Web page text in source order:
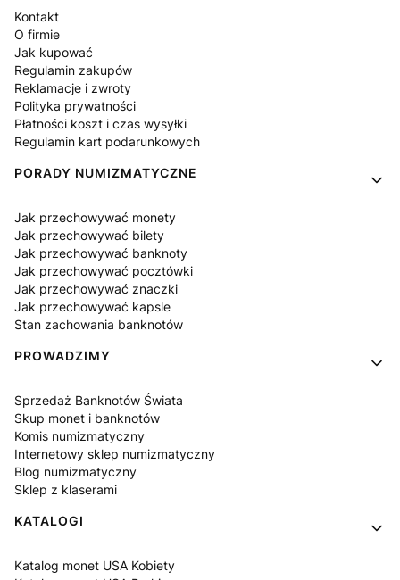
Kontakt
O firmie
Jak kupować
Regulamin zakupów
Reklamacje i zwroty
Polityka prywatności
Płatności koszt i czas wysyłki
Regulamin kart podarunkowych
PORADY NUMIZMATYCZNE
Jak przechowywać monety
Jak przechowywać bilety
Jak przechowywać banknoty
Jak przechowywać pocztówki
Jak przechowywać znaczki
Jak przechowywać kapsle
Stan zachowania banknotów
PROWADZIMY
Sprzedaż Banknotów Świata
Skup monet i banknotów
Komis numizmatyczny
Internetowy sklep numizmatyczny
Blog numizmatyczny
Sklep z klaserami
KATALOGI
Katalog monet USA Kobiety